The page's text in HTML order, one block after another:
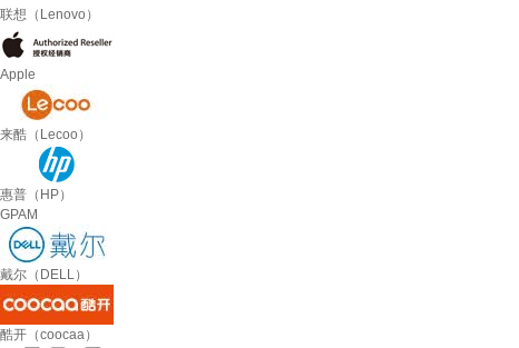
联想（Lenovo）
Apple
来酷（Lecoo）
惠普（HP）
GPAM
戴尔（DELL）
酷开（coocaa）